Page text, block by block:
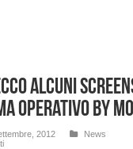
alcuni
operativo by
2012
News
su